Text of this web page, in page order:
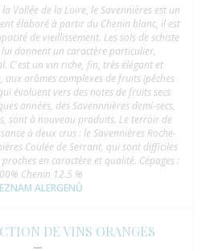
Vallée de la Loire, le Savennières est un
élaboré à partir du Chenin blanc, il est
de vieillissement. Les sols de schiste
donnent un caractère particulier,
C'est un vin riche, fin, très élégant et
arômes complexes de fruits (pêches
évoluent vers des notes de fruits secs
années, des Savennnières demi-secs,
sont à nouveau produits. Le terroir de
à deux crus : le Savennières Roche-
Coulée de Serrant, qui sont difficiles
en caractère et qualité. Cépages :
Chenin 12.5 %
ALERGENŮ
DE VINS ORANGES